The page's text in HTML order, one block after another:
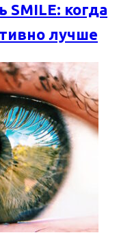
SMILE: когда
лучше